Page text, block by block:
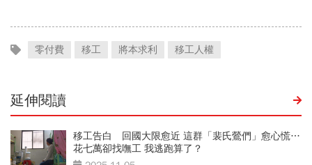
零付費 移工 將本求利 移工人權
延伸閱讀
移工告白 回國大限愈近 這群「裴氏鶯們」愈心慌…
花七萬卻找嘸工 我逃跑算了？